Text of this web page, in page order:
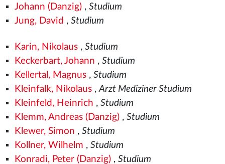
Johann (Danzig), Studium
Jung, David , Studium
Karin, Nikolaus, Studium
Keckerbart, Johann , Studium
Kellertal, Magnus, Studium
Kleinfalk, Nikolaus,Arzt Mediziner Studium
Kleinfeld, Heinrich , Studium
Klemm, Andreas (Danzig), Studium
Klewer, Simon , Studium
Kollner, Wilhelm , Studium
Konradi, Peter (Danzig), Studium